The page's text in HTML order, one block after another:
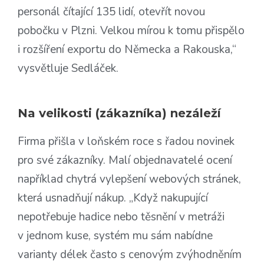
personál čítající 135 lidí, otevřít novou
pobočku v Plzni. Velkou mírou k tomu přispělo
i rozšíření exportu do Německa a Rakouska,“
vysvětluje Sedláček.
Na velikosti (zákazníka) nezáleží
Firma přišla v loňském roce s řadou novinek
pro své zákazníky. Malí objednavatelé ocení
například chytrá vylepšení webových stránek,
která usnadňují nákup. „Když nakupující
nepotřebuje hadice nebo těsnění v metráži
v jednom kuse, systém mu sám nabídne
varianty délek často s cenovým zvýhodněním